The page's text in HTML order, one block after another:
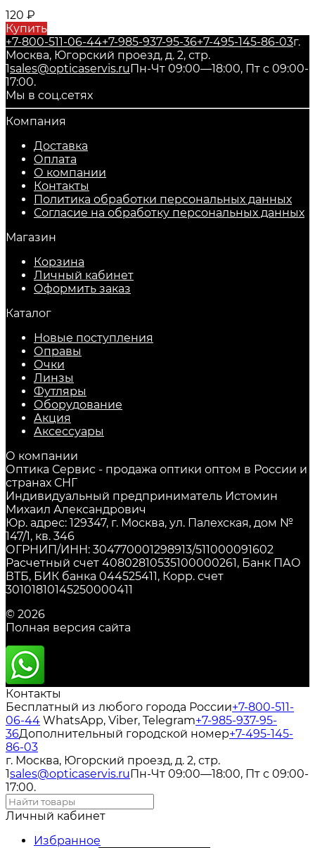
120 ₽
Купить
+7-800-511-06-44+7-985-937-95-36+7-495-145-86-03г.
Москва, Югорский проезд, д. 2, стр.
1sales@opticaservis.ruПн-Чт 09:00—18:00, Пт с 09:00-
17:00.
Мы в соц.сетях
Компания
Доставка
Оплата
О компании
Контакты
Политика обработки персональных данных
Согласие на обработку персональных данных
Магазин
Корзина
Личный кабинет
Оформить заказ
Каталог
Новые поступления
Оправы
Очки
Линзы
Футляры
Оборудование
Акция
Аксессуары
О компании
Оптика Сервис - продажа оптики оптом в России и
странах СНГ
Индивидуальный предприниматель Истомин
Михаил Александрович
Юр. адрес: 129347, г. Москва, ул. Палехская, дом №
147/1, кв. 346
ОГРНИП/ИНН: 304770001298913/511000091602
Расчетный счет 40802810535100000261, Банк ПАО
ВТБ, БИК банка 044525411, Корр. счет
30101810145250000411
© 2026
Полная версия сайта
Контакты
Бесплатный из любого города России+7-800-511-
06-44 WhatsApp, Viber, Telegram+7-985-937-95-
36Дополнительный городской номер+7-495-145-
86-03
г. Москва, Югорский проезд, д. 2, стр.
1sales@opticaservis.ruПн-Чт 09:00—18:00, Пт с 09:00-
17:00.
Личный кабинет
Избранное